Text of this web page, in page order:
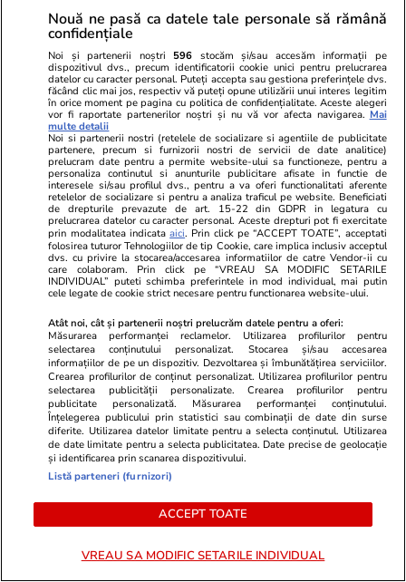
Infrastructura 22:16
Primele 5 locomotive electrice Alstom Traxx
de 160 km/h au fost predate CFR Călători: Pe
ce rute vor circula
Fotbal 22:02
A murit Spiridon Mutu, tatăl fostului fotbalist
Adrian Mutu: „Mulțumesc pentru tot ce ne-ai
dăruit”
Știri România 21:51
Tezaur descoperit în Prahova: 37 de monede
romane de argint și 5 brățări dacice găsite în
pădure, la Apostolache
Citește mai multe
TRENDING
anului şcolar 2026-2027
Nouă ne pasă ca datele tale personale să rămână
confidențiale
Noi și partenerii noștri 596 stocăm și/sau accesăm informații pe
dispozitivul dvs., precum identificatorii cookie unici pentru prelucrarea
datelor cu caracter personal. Puteți accepta sau gestiona preferințele dvs.
făcând clic mai jos, respectiv vă puteți opune utilizării unui interes legitim
în orice moment pe pagina cu politica de confidențialitate. Aceste alegeri
vor fi raportate partenerilor noștri și nu vă vor afecta navigarea. Mai
multe detalii
Noi si partenerii nostri (retelele de socializare si agentiile de publicitate
partenere, precum si furnizorii nostri de servicii de date analitice)
prelucram date pentru a permite website-ului sa functioneze, pentru a
personaliza continutul si anunturile publicitare afisate in functie de
interesele si/sau profilul dvs., pentru a va oferi functionalitati aferente
retelelor de socializare si pentru a analiza traficul pe website. Beneficiati
de drepturile prevazute de art. 15-22 din GDPR in legatura cu
prelucrarea datelor cu caracter personal. Aceste drepturi pot fi exercitate
prin modalitatea indicataaici. Prin click pe “ACCEPT TOATE”, acceptati
folosirea tuturor Tehnologiilor de tip Cookie, care implica inclusiv acceptul
dvs. cu privire la stocarea/accesarea informatiilor de catre Vendor-ii cu
care colaboram. Prin click pe “VREAU SA MODIFIC SETARILE
INDIVIDUAL” puteti schimba preferintele in mod individual, mai putin
cele legate de cookie strict necesare pentru functionarea website-ului.
Atât noi, cât și partenerii noștri prelucrăm datele pentru a oferi:
Măsurarea performanței reclamelor. Utilizarea profilurilor pentru
selectarea conținutului personalizat. Stocarea și/sau accesarea
informațiilor de pe un dispozitiv. Dezvoltarea și îmbunătățirea serviciilor.
Crearea profilurilor de conținut personalizat. Utilizarea profilurilor pentru
selectarea publicității personalizate. Crearea profilurilor pentru
publicitate personalizată. Măsurarea performanței conținutului.
Înțelegerea publicului prin statistici sau combinații de date din surse
diferite. Utilizarea datelor limitate pentru a selecta conținutul. Utilizarea
de date limitate pentru a selecta publicitatea. Date precise de geolocație
și identificarea prin scanarea dispozitivului.
Listă parteneri (furnizori)
ACCEPT TOATE
VREAU SA MODIFIC SETARILE INDIVIDUAL